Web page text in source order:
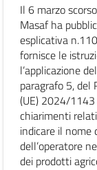
Il 6 marzo
Masaf ha
esplicativa
fornisce le
l’applicazione
paragrafo 5, del
(UE) 2024/
chiarimenti
indicare il nome
dell’operatore
dei prodotti